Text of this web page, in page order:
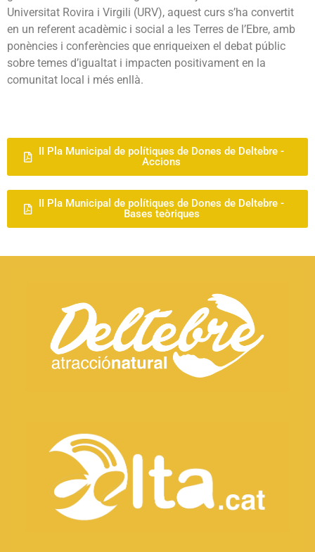
Universitat Rovira i Virgili (URV), aquest curs s’ha convertit
en un referent acadèmic i social a les Terres de l’Ebre, amb
ponències i conferències que enriqueixen el debat públic
sobre temes d’igualtat i impacten positivament en la
comunitat local i més enllà.
II Pla Municipal de polítiques de Dones de Deltebre -
Accions
II Pla Municipal de polítiques de Dones de Deltebre -
Bases teòriques